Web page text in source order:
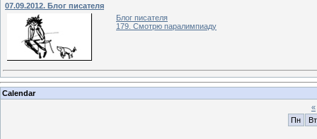
07.09.2012. Блог писателя
Блог писателя
179. Смотрю паралимпиаду
Calendar
«
Пн
Вт